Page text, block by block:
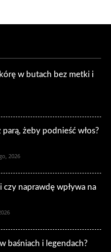
w butach bez metki i
żeby podnieść włos?
2026
naprawdę wpływa na
baśniach i legendach?